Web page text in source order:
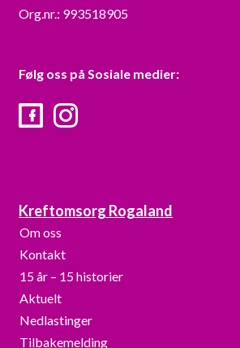
Org.nr.: 993518905
Følg oss på Sosiale medier:
FacebookInstagram
Kreftomsorg Rogaland
Om oss
Kontakt
15 år – 15 historier
Aktuelt
Nedlastinger
Tilbakemelding